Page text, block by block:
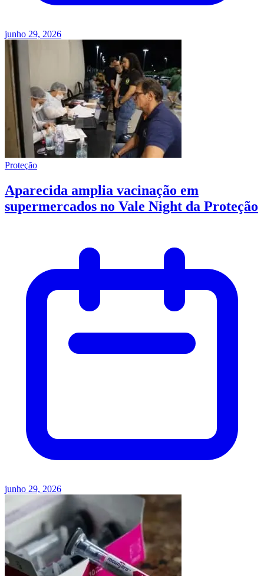
junho 29, 2026
Proteção
Aparecida amplia vacinação em
supermercados no Vale Night da Proteção
junho 29, 2026